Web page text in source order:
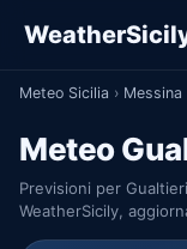
Meteo Sicilia › Messina
Meteo
Previsioni per
WeatherSicily,